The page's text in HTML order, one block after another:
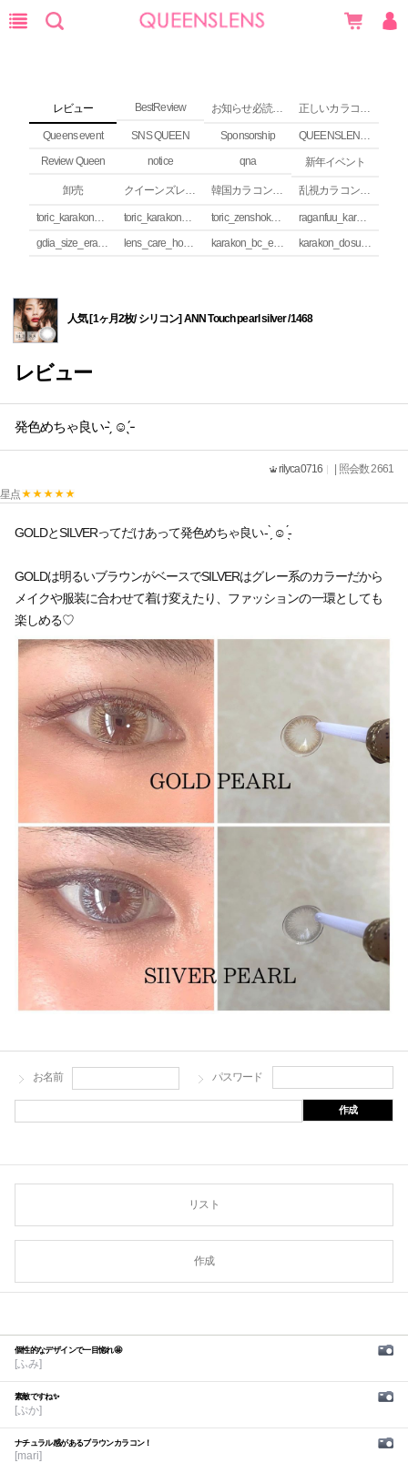
レビュー BestReview お知らせ必読 (NEWS) 正しいカラコンの使い方
Queens event SNS QUEEN Sponsorship
QUEENSLENS Affiliate Program
Review Queen
notice qna 新年イベント
卸売 クイーンズレンズ カラコンコラム 韓国カラコンguide 乱視カラコンの安全性
toric_karakon_takai_riyuu toric_karakon_real_review toric_zenshoku_review
raganfuu_karakon_erabikata
gdia_size_erabikata
lens_care_houhou karakon_bc_erabikata karakon_dosuu_erabikata
人気 [1ヶ月2枚/ シリコン] ANN Touch pearl silver /1468
レビュー
発色めちゃ良い- ̗̀ ☺︎ ̖́-
rilyca0716
| 照会数 2661
星点
GOLDとSILVERってだけあって発色めちゃ良い- ̗̀ ☺︎ ̖́-
GOLDは明るいブラウンがベースでSILVERはグレー系のカラーだから
メイクや服装に合わせて着け変えたり、ファッションの一環としても
楽しめる♡
お名前 パスワード
作成
リスト
作成
個性的なデザインで一目惚れ🤩
[ふみ]
素敵ですね✨
[ぷか]
ナチュラル感があるブラウンカラコン！
[mari]